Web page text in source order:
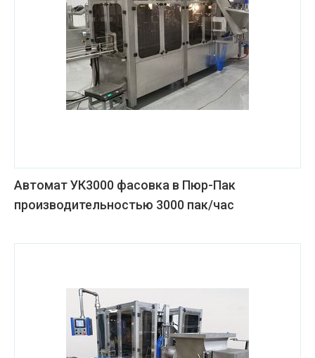
Автомат УК3000 фасовка в Пюр-Пак
производительностью 3000 пак/час